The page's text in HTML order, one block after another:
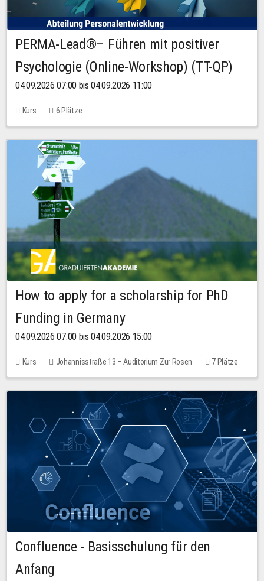
PERMA-Lead®– Führen mit positiver
Psychologie (Online-Workshop) (TT-QP)
04.09.2026 07:00 bis 04.09.2026 11:00
Kurs 6 Plätze
How to apply for a scholarship for PhD
Funding in Germany
04.09.2026 07:00 bis 04.09.2026 15:00
Kurs Johannisstraße 13 – Auditorium Zur Rosen
7 Plätze
10,00 EUR
Confluence - Basisschulung für den
Anfang